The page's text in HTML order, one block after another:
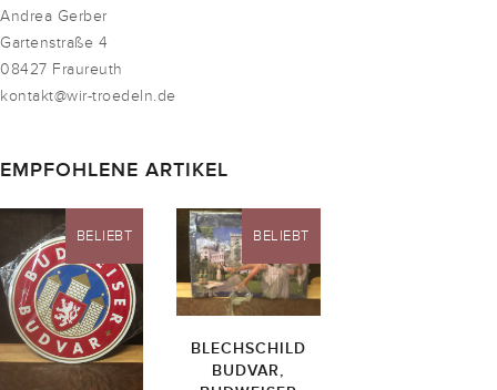
Andrea Gerber
Gartenstraße 4
08427 Fraureuth
kontakt@wir-troedeln.de
EMPFOHLENE ARTIKEL
BELIEBT BELIEBT
BLECHSCHILD
BUDVAR,